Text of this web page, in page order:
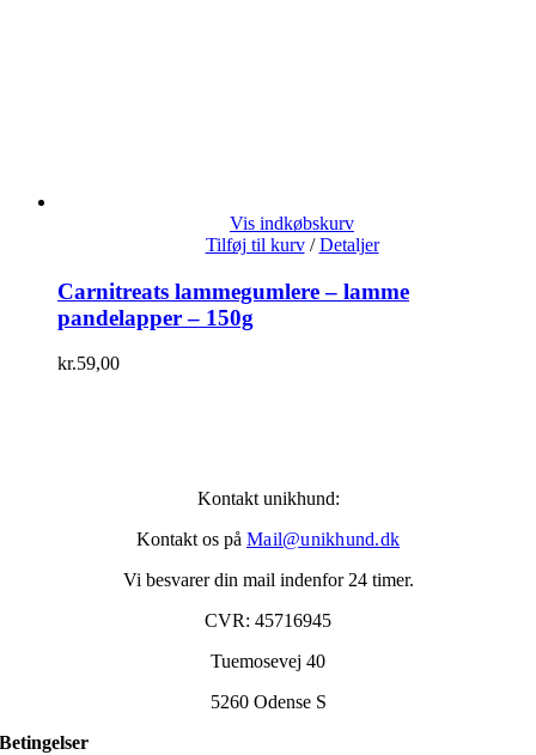
Vis indkøbskurv
Tilføj til kurv / Detaljer
Carnitreats lammegumlere – lamme
pandelapper – 150g
kr.59,00
Kontakt unikhund:
Kontakt os på Mail@unikhund.dk
Vi besvarer din mail indenfor 24 timer.
CVR: 45716945
Tuemosevej 40
5260 Odense S
Betingelser